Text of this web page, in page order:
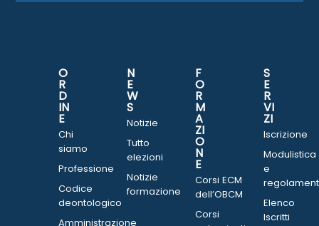
O
R
D
IN
E
Chi
siamo
Professione
Codice
deontologico
Amministrazione
N
E
W
S
Notizie
Tutto
elezioni
Notizie
formazione
F
O
R
M
A
ZI
O
N
E
Corsi ECM
dell’OBCM
Corsi
S
E
R
VI
ZI
Iscrizione
Modulistica
e
Elenco
Iscritti